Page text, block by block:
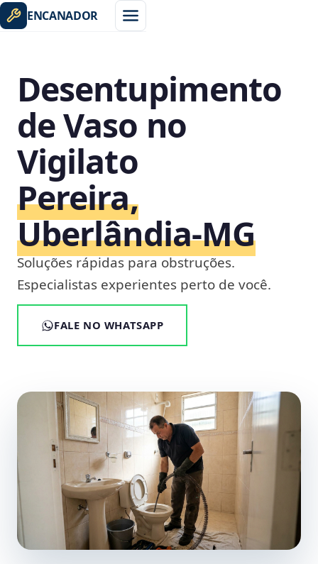
ENCANADOR
Desentupimento
de Vaso no
Vigilato
Pereira,
Uberlândia‑MG
Soluções rápidas para obstruções.
Especialistas experientes perto de você.
FALE NO WHATSAPP